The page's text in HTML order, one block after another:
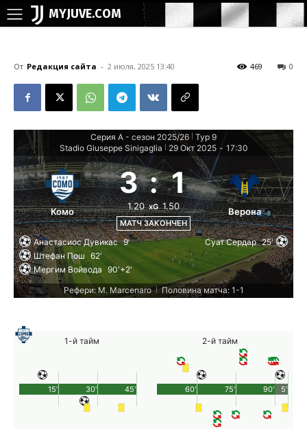
MYJUVE.COM
От Редакция сайта - 2 июля, 2025 13:40 0
469
Серия А - сезон 2025/26 Тур 9
Stadio Giuseppe Sinigaglia
29 Окт 2025 - 17:30
Комо
3 : 1
1.20 xG 1.50
МАТЧ ЗАКОНЧЕН
Верона
Анастасиос Дувикас 9'
Штефан Пош 62'
Мергим Войвода 90'+2'
Суат Сердар 25'
Рефери: M. Marcenaro | Половина матча: 1-1
1-й тайм
45'
15' 30'
2-й тайм
90'
60' 75' 5'